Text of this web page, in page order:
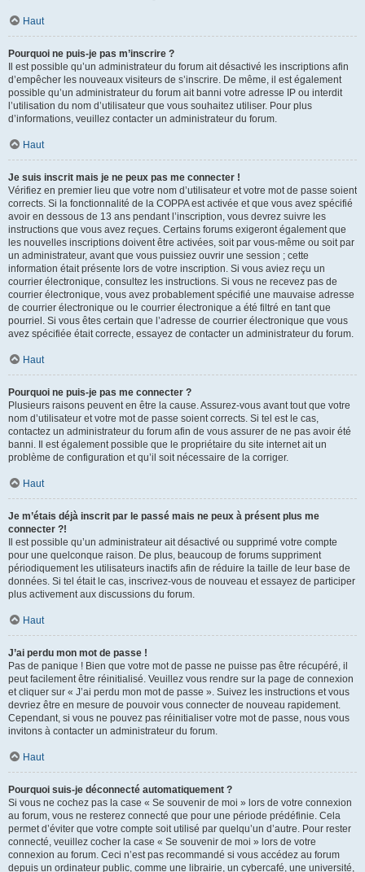
Haut
Pourquoi ne puis-je pas m’inscrire ?
Il est possible qu’un administrateur du forum ait désactivé les inscriptions afin
d’empêcher les nouveaux visiteurs de s’inscrire. De même, il est également
possible qu’un administrateur du forum ait banni votre adresse IP ou interdit
l’utilisation du nom d’utilisateur que vous souhaitez utiliser. Pour plus
d’informations, veuillez contacter un administrateur du forum.
Haut
Je suis inscrit mais je ne peux pas me connecter !
Vérifiez en premier lieu que votre nom d’utilisateur et votre mot de passe soient
corrects. Si la fonctionnalité de la COPPA est activée et que vous avez spécifié
avoir en dessous de 13 ans pendant l’inscription, vous devrez suivre les
instructions que vous avez reçues. Certains forums exigeront également que
les nouvelles inscriptions doivent être activées, soit par vous-même ou soit par
un administrateur, avant que vous puissiez ouvrir une session ; cette
information était présente lors de votre inscription. Si vous aviez reçu un
courrier électronique, consultez les instructions. Si vous ne recevez pas de
courrier électronique, vous avez probablement spécifié une mauvaise adresse
de courrier électronique ou le courrier électronique a été filtré en tant que
pourriel. Si vous êtes certain que l’adresse de courrier électronique que vous
avez spécifiée était correcte, essayez de contacter un administrateur du forum.
Haut
Pourquoi ne puis-je pas me connecter ?
Plusieurs raisons peuvent en être la cause. Assurez-vous avant tout que votre
nom d’utilisateur et votre mot de passe soient corrects. Si tel est le cas,
contactez un administrateur du forum afin de vous assurer de ne pas avoir été
banni. Il est également possible que le propriétaire du site internet ait un
problème de configuration et qu’il soit nécessaire de la corriger.
Haut
Je m’étais déjà inscrit par le passé mais ne peux à présent plus me
connecter ?!
Il est possible qu’un administrateur ait désactivé ou supprimé votre compte
pour une quelconque raison. De plus, beaucoup de forums suppriment
périodiquement les utilisateurs inactifs afin de réduire la taille de leur base de
données. Si tel était le cas, inscrivez-vous de nouveau et essayez de participer
plus activement aux discussions du forum.
Haut
J’ai perdu mon mot de passe !
Pas de panique ! Bien que votre mot de passe ne puisse pas être récupéré, il
peut facilement être réinitialisé. Veuillez vous rendre sur la page de connexion
et cliquer sur « J’ai perdu mon mot de passe ». Suivez les instructions et vous
devriez être en mesure de pouvoir vous connecter de nouveau rapidement.
Cependant, si vous ne pouvez pas réinitialiser votre mot de passe, nous vous
invitons à contacter un administrateur du forum.
Haut
Pourquoi suis-je déconnecté automatiquement ?
Si vous ne cochez pas la case « Se souvenir de moi » lors de votre connexion
au forum, vous ne resterez connecté que pour une période prédéfinie. Cela
permet d’éviter que votre compte soit utilisé par quelqu’un d’autre. Pour rester
connecté, veuillez cocher la case « Se souvenir de moi » lors de votre
connexion au forum. Ceci n’est pas recommandé si vous accédez au forum
depuis un ordinateur public, comme une librairie, un cybercafé, une université,